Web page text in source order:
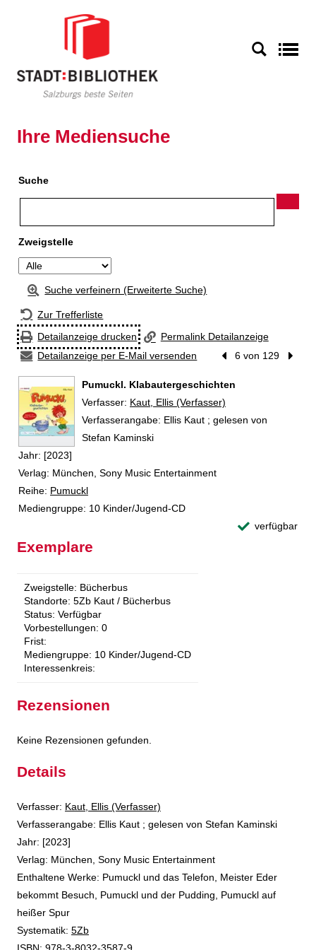
Ihre Mediensuche
Suche
Zweigstelle
Suche verfeinern (Erweiterte Suche)
Zur Trefferliste
Detailanzeige drucken
Permalink Detailanzeige
Detailanzeige per E-Mail versenden
Vorheriger Treffer
6 von 129
Pumuckl. Klabautergeschichten
Verfasser: Suche nach diesem Verfasser
Kaut, Ellis (Verfasser)
Verfasserangabe: Ellis Kaut ; gelesen von
Stefan Kaminski
Jahr: [2023]
Verlag: München, Sony Music Entertainment
Reihe: Pumuckl
Mediengruppe: 10 Kinder/Jugend-CD
verfügbar
Exemplare
Zweigstelle: Bücherbus
Standorte: 5Zb Kaut / Bücherbus
Status: Verfügbar
Vorbestellungen: 0
Frist:
Mediengruppe: 10 Kinder/Jugend-CD
Interessenkreis:
Rezensionen
Keine Rezensionen gefunden.
Details
Verfasser: Suche nach diesem Verfasser
Kaut, Ellis (Verfasser)
Verfasserangabe: Ellis Kaut ; gelesen von Stefan Kaminski
Jahr: [2023]
Verlag: München, Sony Music Entertainment
Enthaltene Werke: Pumuckl und das Telefon
Meister Eder
bekommt Besuch
Pumuckl und der Pudding
Pumuckl auf
heißer Spur
opens in new tab
Diesen Link in neuem Tab öffnen
Systematik: Suche nach dieser Systematik
5Zb